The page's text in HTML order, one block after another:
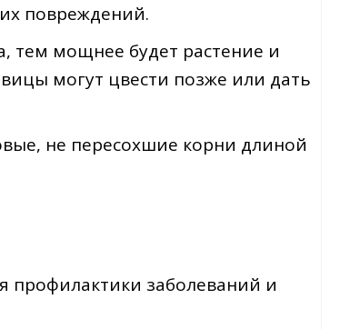
повреждений.
тем мощнее будет растение и
могут цвести позже или дать
не пересохшие корни длиной
профилактики заболеваний и